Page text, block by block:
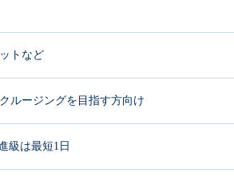
トなど
ルージングを目指す方向け
級は最短1日